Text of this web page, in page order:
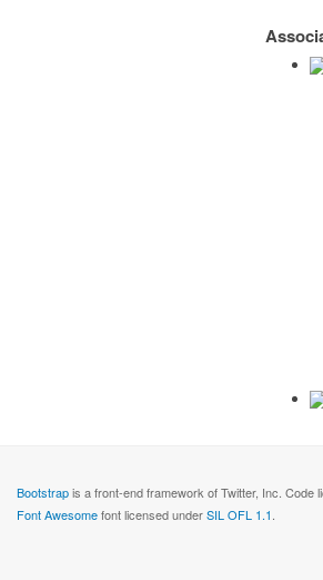
Bootstrapis a front-end framework of Twitter, Inc. Code
Font Awesomefont licensed underSIL OFL 1.1